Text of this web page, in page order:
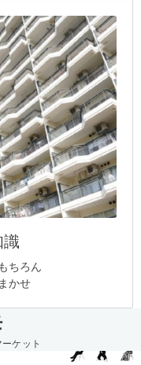
識
ちろん
かせ
ケット